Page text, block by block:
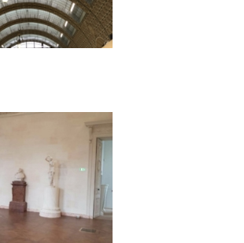
Musée des Beaux-Arts –
Dijon